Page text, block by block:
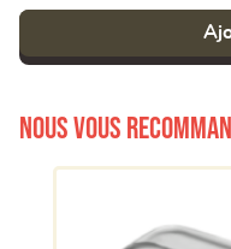
Nous vous